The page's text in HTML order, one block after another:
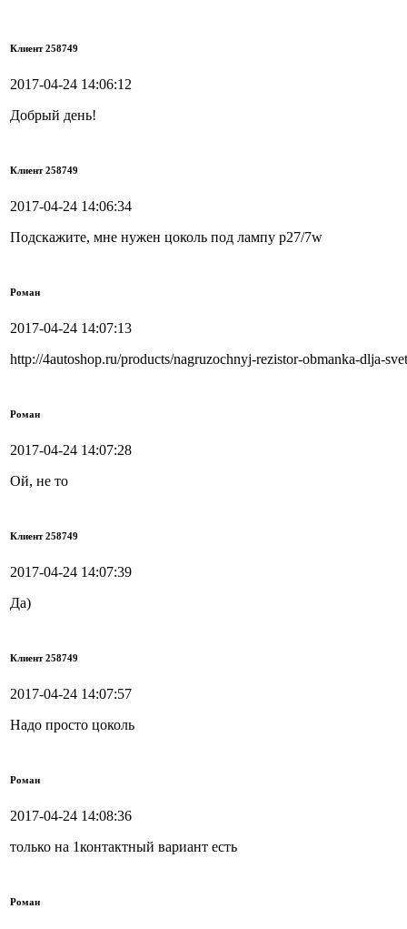
Клиент 258749
2017-04-24 14:06:12
Добрый день!
Клиент 258749
2017-04-24 14:06:34
Подскажите, мне нужен цоколь под лампу p27/7w
Роман
2017-04-24 14:07:13
http://4autoshop.ru/products/nagruzochnyj-rezistor-obmanka-dlja-
Роман
2017-04-24 14:07:28
Ой, не то
Клиент 258749
2017-04-24 14:07:39
Да)
Клиент 258749
2017-04-24 14:07:57
Надо просто цоколь
Роман
2017-04-24 14:08:36
только на 1контактный вариант есть
Роман